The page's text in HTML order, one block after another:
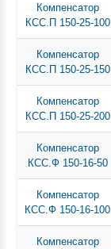
Компенсатор
КСС.П 150-25-100
Компенсатор
КСС.П 150-25-150
Компенсатор
КСС.П 150-25-200
Компенсатор
КСС.Ф 150-16-50
Компенсатор
КСС.Ф 150-16-100
Компенсатор